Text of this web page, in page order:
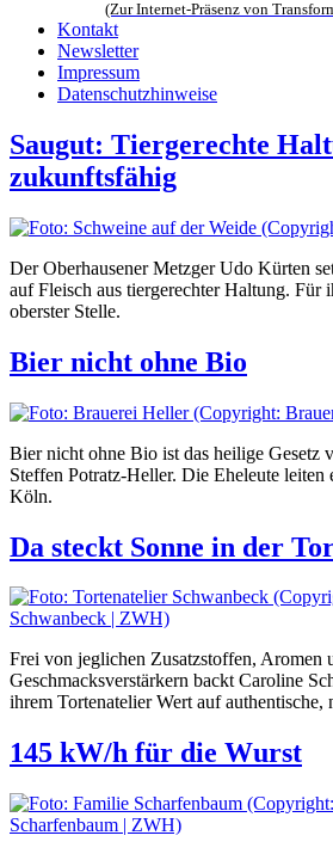
(Zur Internet-Präsenz von
Kontakt
Newsletter
Impressum
Datenschutzhinweise
Saugut: Tiergerechte
zukunftsfähig
Der Oberhausener Metzger Udo Kürten
auf Fleisch aus tiergerechter Haltung. Für
oberster Stelle.
Bier nicht ohne Bio
Bier nicht ohne Bio ist das heilige Gesetz
Steffen Potratz-Heller. Die Eheleute leiten
Köln.
Da steckt Sonne in der
Frei von jeglichen Zusatzstoffen, Aromen
Geschmacksverstärkern backt Caroline
ihrem Tortenatelier Wert auf authentische,
145 kW/h für die Wurst